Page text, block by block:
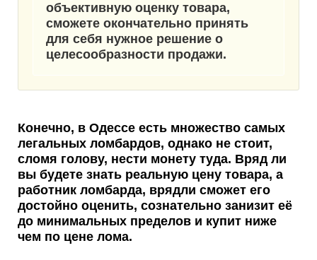
объективную оценку товара,
сможете окончательно принять
для себя нужное решение о
целесообразности продажи.
Конечно, в Одессе есть множество самых
легальных ломбардов, однако не стоит,
сломя голову, нести монету туда. Вряд ли
вы будете знать реальную цену товара, а
работник ломбарда, врядли сможет его
достойно оценить, сознательно занизит её
до минимальных пределов и купит ниже
чем по цене лома.